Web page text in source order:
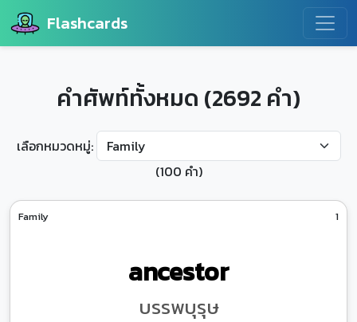
Flashcards
คำศัพท์ทั้งหมด (2692 คำ)
เลือกหมวดหมู่:
(100 คำ)
Family 1
ancestor
บรรพบุรุษ